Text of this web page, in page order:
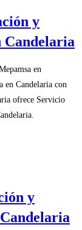
y
Candelaria
en
en Candelaria con
ofrece Servicio
y